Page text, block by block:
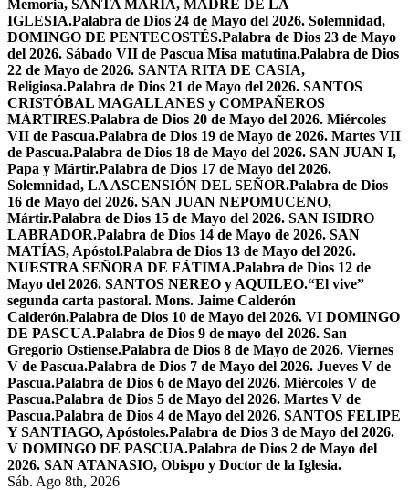
Memoria, SANTA MARÍA, MADRE DE LA
IGLESIA.Palabra de Dios 24 de Mayo del 2026. Solemnidad,
DOMINGO DE PENTECOSTÉS.Palabra de Dios 23 de Mayo
del 2026. Sábado VII de Pascua Misa matutina.Palabra de Dios
22 de Mayo de 2026. SANTA RITA DE CASIA,
Religiosa.Palabra de Dios 21 de Mayo del 2026. SANTOS
CRISTÓBAL MAGALLANES y COMPAÑEROS
MÁRTIRES.Palabra de Dios 20 de Mayo del 2026. Miércoles
VII de Pascua.Palabra de Dios 19 de Mayo de 2026. Martes VII
de Pascua.Palabra de Dios 18 de Mayo del 2026. SAN JUAN I,
Papa y Mártir.Palabra de Dios 17 de Mayo del 2026.
Solemnidad, LA ASCENSIÓN DEL SEÑOR.Palabra de Dios
16 de Mayo del 2026. SAN JUAN NEPOMUCENO,
Mártir.Palabra de Dios 15 de Mayo del 2026. SAN ISIDRO
LABRADOR.Palabra de Dios 14 de Mayo de 2026. SAN
MATÍAS, Apóstol.Palabra de Dios 13 de Mayo del 2026.
NUESTRA SEÑORA DE FÁTIMA.Palabra de Dios 12 de
Mayo del 2026. SANTOS NEREO y AQUILEO.“El vive”
segunda carta pastoral. Mons. Jaime Calderón
Calderón.Palabra de Dios 10 de Mayo del 2026. VI DOMINGO
DE PASCUA.Palabra de Dios 9 de mayo del 2026. San
Gregorio Ostiense.Palabra de Dios 8 de Mayo de 2026. Viernes
V de Pascua.Palabra de Dios 7 de Mayo del 2026. Jueves V de
Pascua.Palabra de Dios 6 de Mayo del 2026. Miércoles V de
Pascua.Palabra de Dios 5 de Mayo del 2026. Martes V de
Pascua.Palabra de Dios 4 de Mayo del 2026. SANTOS FELIPE
Y SANTIAGO, Apóstoles.Palabra de Dios 3 de Mayo del 2026.
V DOMINGO DE PASCUA.Palabra de Dios 2 de Mayo del
2026. SAN ATANASIO, Obispo y Doctor de la Iglesia.
Sáb. Ago 8th, 2026